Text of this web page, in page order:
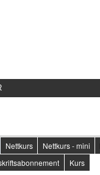
Nettkurs Nettkurs - mini
Kurs